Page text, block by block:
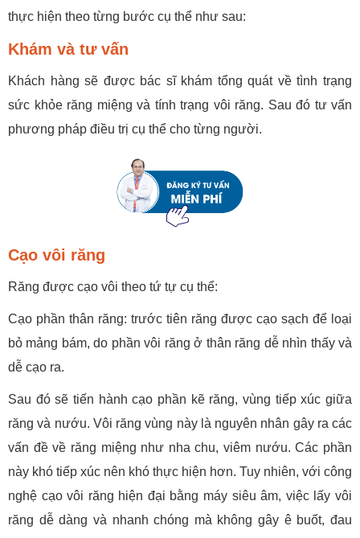
thực hiện theo từng bước cụ thể như sau:
Khám và tư vấn
Khách hàng sẽ được bác sĩ khám tổng quát về tình trạng
sức khỏe răng miệng và tính trạng vôi răng. Sau đó tư vấn
phương pháp điều trị cụ thể cho từng người.
Cạo vôi răng
Răng được cạo vôi theo tứ tự cụ thể:
Cạo phần thân răng: trước tiên răng được cạo sạch để loại
bỏ mảng bám, do phần vôi răng ở thân răng dễ nhìn thấy và
dễ cạo ra.
Sau đó sẽ tiến hành cạo phần kẽ răng, vùng tiếp xúc giữa
răng và nướu. Vôi răng vùng này là nguyên nhân gây ra các
vấn đề về răng miệng như nha chu, viêm nướu. Các phần
này khó tiếp xúc nên khó thực hiện hơn. Tuy nhiên, với công
nghệ cạo vôi răng hiện đại bằng máy siêu âm, việc lấy vôi
răng dễ dàng và nhanh chóng mà không gây ê buốt, đau